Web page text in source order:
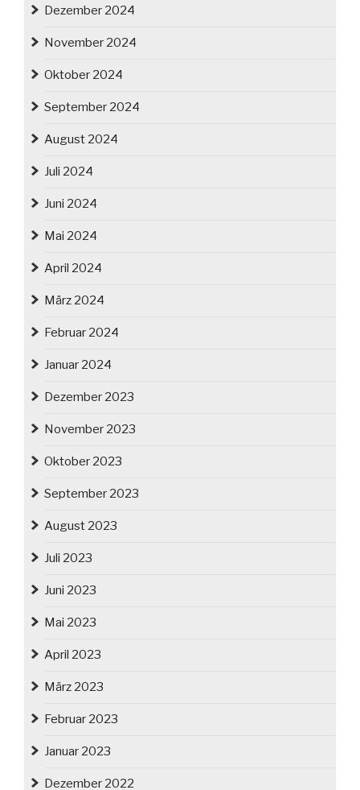
Dezember 2024
November 2024
Oktober 2024
September 2024
August 2024
Juli 2024
Juni 2024
Mai 2024
April 2024
März 2024
Februar 2024
Januar 2024
Dezember 2023
November 2023
Oktober 2023
September 2023
August 2023
Juli 2023
Juni 2023
Mai 2023
April 2023
März 2023
Februar 2023
Januar 2023
Dezember 2022